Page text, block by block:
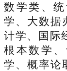
数学类、
学、大数据
计学、国际
根本数学
学、概率论